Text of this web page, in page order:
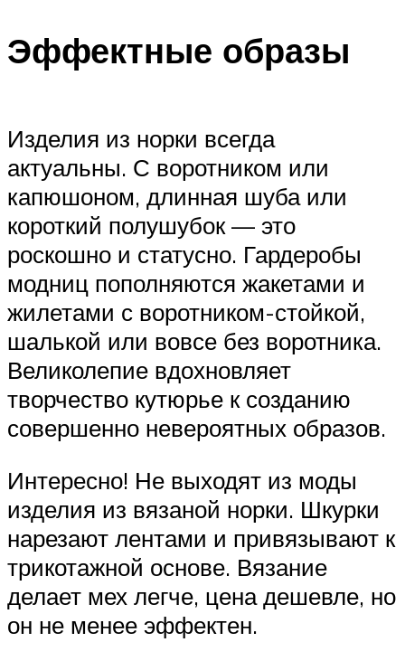
Эффектные образы
Изделия из норки всегда
актуальны. С воротником или
капюшоном, длинная шуба или
короткий полушубок — это
роскошно и статусно. Гардеробы
модниц пополняются жакетами и
жилетами с воротником-стойкой,
шалькой или вовсе без воротника.
Великолепие вдохновляет
творчество кутюрье к созданию
совершенно невероятных образов.
Интересно! Не выходят из моды
изделия из вязаной норки. Шкурки
нарезают лентами и привязывают к
трикотажной основе. Вязание
делает мех легче, цена дешевле, но
он не менее эффектен.